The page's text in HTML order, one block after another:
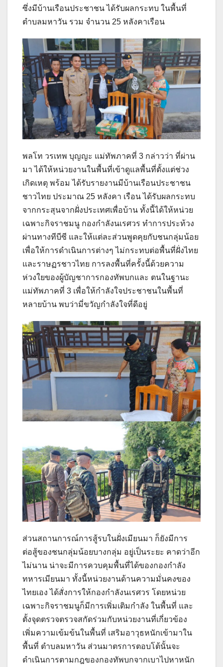
ซึ่งมีบ้านเรือนประชาชน ได้รับผลกระทบ ในพื้นที่
ตำบลมหาวัน รวม จำนวน 25 หลังคาเรือน
พลโท วรเทพ บุญญะ แม่ทัพภาคที่ 3 กล่าวว่า ที่ผ่าน
มา ได้ให้หน่วยงานในพื้นที่เข้าดูแลพื้นที่ตั้งแต่ช่วง
เกิดเหตุ พร้อม ได้รับรายงานมีบ้านเรือนประชาชน
ชาวไทย ประมาณ 25 หลังคา เรือน ได้รับผลกระทบ
จากกระสุนจากฝั่งประเทศเพื่อบ้าน ทั้งนี้ได้ให้หน่วย
เฉพาะกิจราชมนู กองกำลังนเรศวร ทำการประท้วง
ผ่านทางทีบีซี และให้แต่ละส่วนพูดคุยกับชนกลุ่มน้อย
เพื่อให้การดำเนินการต่างๆ ไม่กระทบต่อพื้นที่ฝั่งไทย
และราษฏรชาวไทย การลงพื้นที่ครั้งนี้ด้วยความ
ห่วงใยของผู้บัญชาการกองทัพบกและ ตนในฐานะ
แม่ทัพภาคที่ 3 เพื่อให้กำลังใจประชาชนในพื้นที่
หลายบ้าน พบว่ามี่ขวัญกำลังใจที่ดีอยู่
ส่วนสถานการณ์การสู้รบในฝั่งเมียนมา ก็ยังมีการ
ต่อสู้ของชนกลุ่มน้อยบางกลุ่ม อยู่เป็นระยะ คาดว่าอีก
ไม่นาน น่าจะมีการควบคุมพื้นที่ได้ของกองกำลัง
ทหารเมียนมา ทั้งนี้หน่วยงานด้านความมั่นคงของ
ไทยเอง ได้สั่งการให้กองกำลังนเรศวร โดยหน่วย
เฉพาะกิจราชมนูก็มีการเพิ่มเติมกำลัง ในพื้นที่ และ
ตั้งจุดตรวจตรวจสกัดร่วมกับหน่วยงานที่เกี่ยวข้อง
เพิ่มความเข้มข้นในพื้นที่ เสริมอาวุธหนักเข้ามาใน
พื้นที่ ตำบลมหาวัน ส่วนมาตรการตอบโต้นั้นจะ
ดำเนินการตามกฎของกองทัพบกจากเบาไปหาหนัก